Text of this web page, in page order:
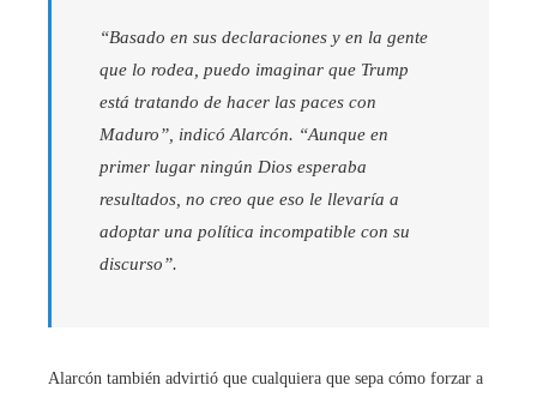
“Basado en sus declaraciones y en la gente
que lo rodea, puedo imaginar que Trump
está tratando de hacer las paces con
Maduro”, indicó Alarcón. “Aunque en
primer lugar ningún Dios esperaba
resultados, no creo que eso le llevaría a
adoptar una política incompatible con su
discurso”.
Alarcón también advirtió que cualquiera que sepa cómo forzar a